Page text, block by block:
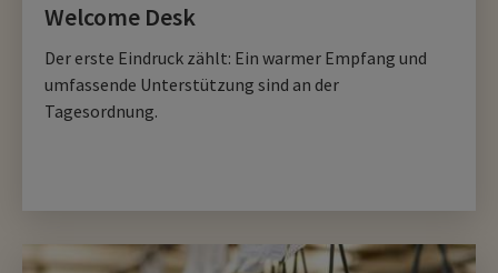
Welcome Desk
Der erste Eindruck zählt: Ein warmer Empfang und
umfassende Unterstützung sind an der
Tagesordnung.